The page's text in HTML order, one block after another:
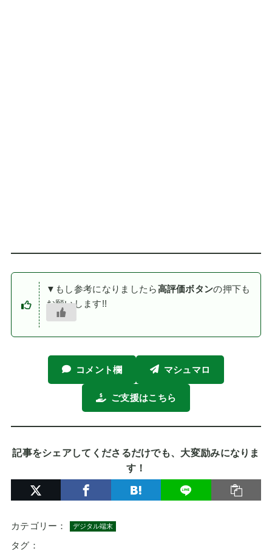
▼もし参考になりましたら高評価ボタンの押下も
お願いします!!
コメント欄 マシュマロ
ご支援はこちら
記事をシェアしてくださるだけでも、大変励みになりま
す！
カテゴリー： デジタル端末
タグ：